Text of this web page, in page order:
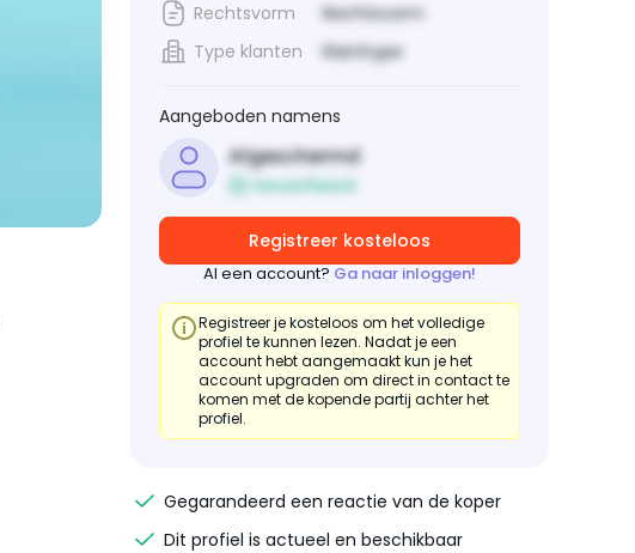
Rechtsvorm
Rechtsvorm
Type klanten
Klanttype
Aangeboden namens
Afgeschermd
Geverifieerd
Registreer kosteloos
Al een account? Ga naar inloggen!
Registreer je kosteloos om het volledige
profiel te kunnen lezen. Nadat je een
account hebt aangemaakt kun je het
account upgraden om direct in contact te
komen met de kopende partij achter het
profiel.
Gegarandeerd een reactie van de koper
Dit profiel is actueel en beschikbaar